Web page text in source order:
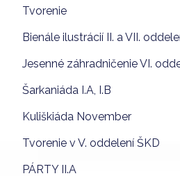
Tvorenie
Bienále ilustrácií II. a VII.
Jesenné záhradničenie VI.
Šarkaniáda I.A, I.B
Kuliškiáda November
Tvorenie v V. oddelení ŠKD
PÁRTY II.A